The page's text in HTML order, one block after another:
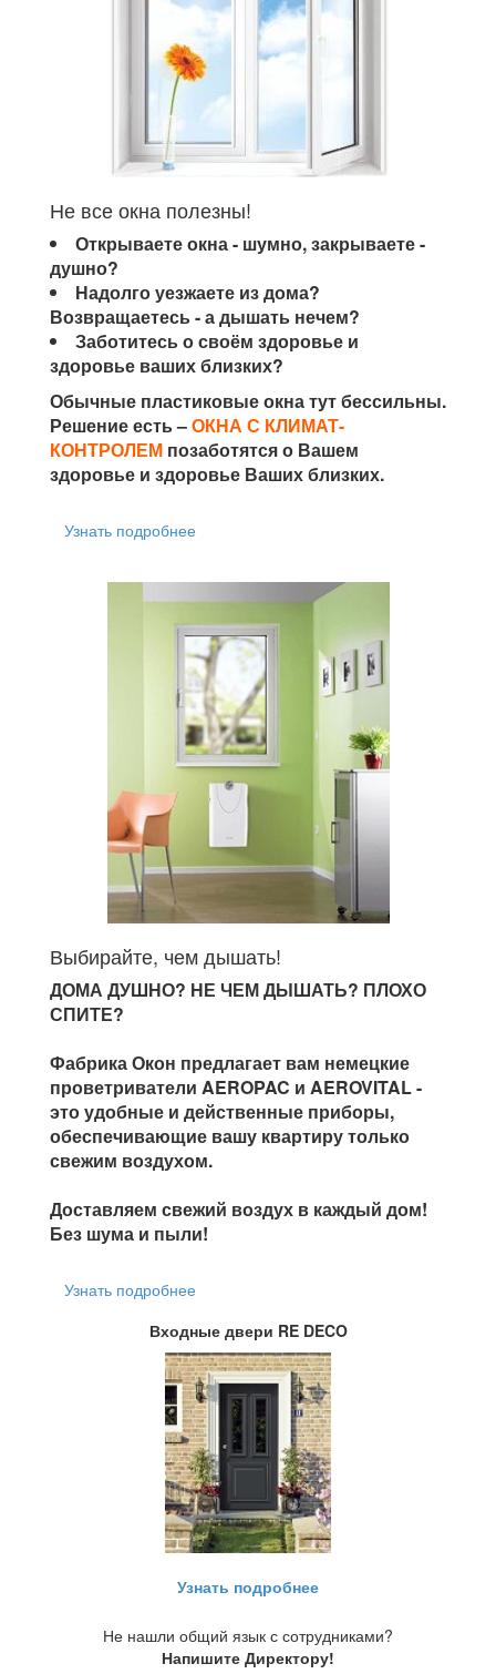
Не все окна полезны!
Открываете окна - шумно, закрываете -
душно?
Надолго уезжаете из дома?
Возвращаетесь - а дышать нечем?
Заботитесь о своём здоровье и
здоровье ваших близких?
Обычные пластиковые окна тут бессильны.
Решение есть –ОКНА С КЛИМАТ-
КОНТРОЛЕМ позаботятся о Вашем
здоровье и здоровье Ваших близких.
Узнать подробнее
Выбирайте, чем дышать!
ДОМА ДУШНО? НЕ ЧЕМ ДЫШАТЬ? ПЛОХО
СПИТЕ?
Фабрика Окон предлагает вам немецкие
проветриватели AEROPAC и AEROVITAL -
это удобные и действенные приборы,
обеспечивающие вашу квартиру только
свежим воздухом.
Доставляем свежий воздух в каждый дом!
Без шума и пыли!
Узнать подробнее
Входные двери RE DECO
Узнать подробнее
Не нашли общий язык с сотрудниками?
Напишите Директору!